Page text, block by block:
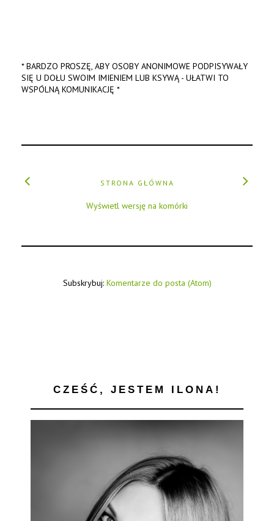
* BARDZO PROSZĘ, ABY OSOBY ANONIMOWE PODPISYWAŁY
SIĘ U DOŁU SWOIM IMIENIEM LUB KSYWĄ - UŁATWI TO
WSPÓLNĄ KOMUNIKACJĘ *
STRONA GŁÓWNA
Wyświetl wersję na komórki
Subskrybuj: Komentarze do posta (Atom)
CZEŚĆ, JESTEM ILONA!